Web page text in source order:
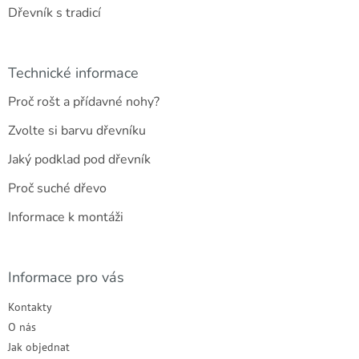
Dřevník s tradicí
Technické informace
Proč rošt a přídavné nohy?
Zvolte si barvu dřevníku
Jaký podklad pod dřevník
Proč suché dřevo
Informace k montáži
Informace pro vás
Kontakty
O nás
Jak objednat